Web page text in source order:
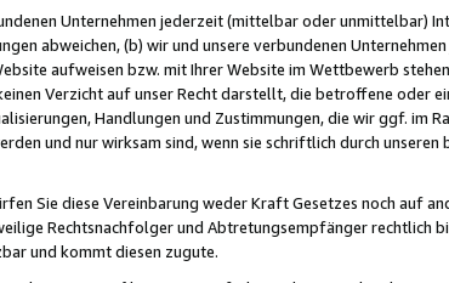
Unternehmen jederzeit (mittelbar oder unmittelbar)
abweichen, (b) wir und unsere verbundenen
aufweisen bzw. mit Ihrer Website im Wettbewerb
Verzicht auf unser Recht darstellt, die betroffene oder
Handlungen und Zustimmungen, die wir ggf. im
und nur wirksam sind, wenn sie schriftlich durch
Sie diese Vereinbarung weder Kraft Gesetzes noch auf
Rechtsnachfolger und Abtretungsempfänger rechtlich
und kommt diesen zugute.